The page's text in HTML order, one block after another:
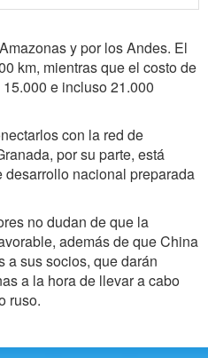
y por los Andes. El
km, mientras que el costo de
e incluso 21.000
con la red de
por su parte, está
nacional preparada
no dudan de que la
además de que China
a sus socios, que darán
a la hora de llevar a cabo
ruso.